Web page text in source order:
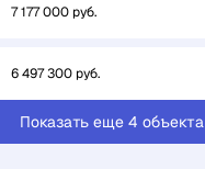
7 177 000 руб.
6 497 300 руб.
Показать еще 4 объектa